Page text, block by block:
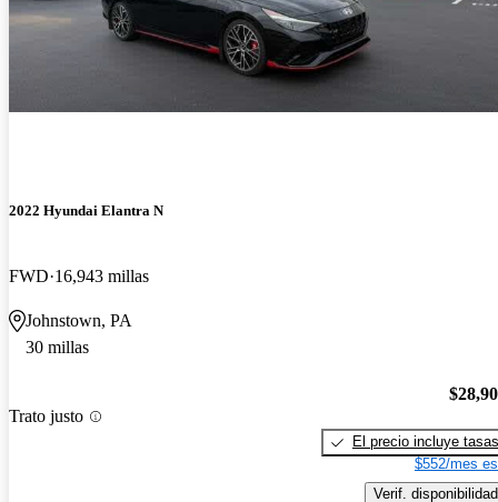
2022 Hyundai Elantra N
FWD 16,943 millas
Johnstown, PA
30 millas
Trato justo
El precio incluye tasas
$552/mes
Verif. disponibilidad